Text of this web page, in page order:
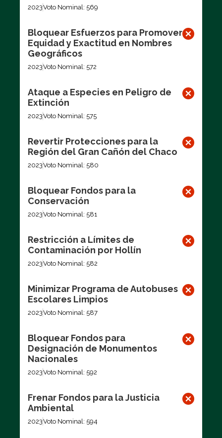
2023Voto Nominal: 569
Bloquear Esfuerzos para Promover
Equidad y Exactitud en Nombres
Geográficos
2023Voto Nominal: 572
Ataque a Especies en Peligro de
Extinción
2023Voto Nominal: 575
Revertir Protecciones para la
Región del Gran Cañón del Chaco
2023Voto Nominal: 580
Bloquear Fondos para la
Conservación
2023Voto Nominal: 581
Restricción a Límites de
Contaminación por Hollín
2023Voto Nominal: 582
Minimizar Programa de Autobuses
Escolares Limpios
2023Voto Nominal: 587
Bloquear Fondos para
Designación de Monumentos
Nacionales
2023Voto Nominal: 592
Frenar Fondos para la Justicia
Ambiental
2023Voto Nominal: 594